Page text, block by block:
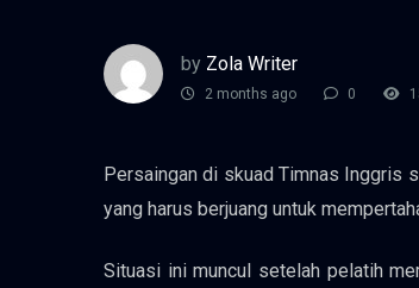
by Zola Writer
2 months ago 0
Persaingan di skuad Timnas Inggris
yang harus berjuang untuk
Situasi ini muncul setelah pelatih